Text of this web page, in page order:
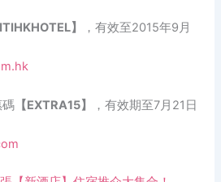
】
，有效至2015年9月
【EXTRA15】
，有效期至7月21日